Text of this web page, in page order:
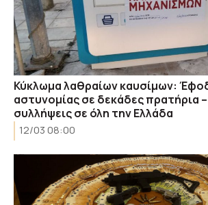
Κύκλωμα λαθραίων καυσίμων:
αστυνομίας σε δεκάδες πρατήρια
συλλήψεις σε όλη την Ελλάδα
12/03 08:00